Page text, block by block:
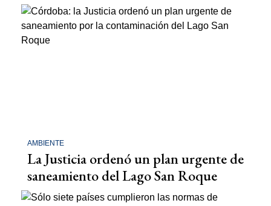
AMBIENTE
La Justicia ordenó un plan urgente de
saneamiento del Lago San Roque